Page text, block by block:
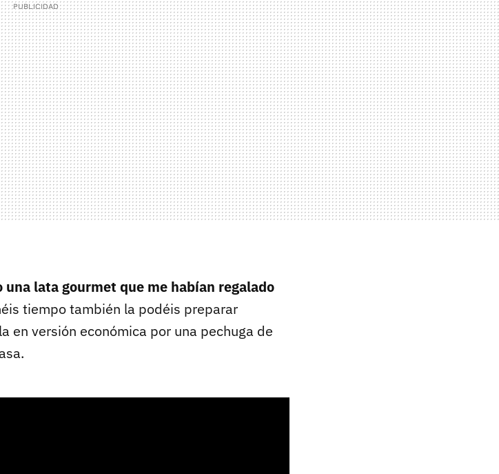
una lata gourmet que me habían regalado
tiempo también la podéis preparar
en versión económica por una pechuga de